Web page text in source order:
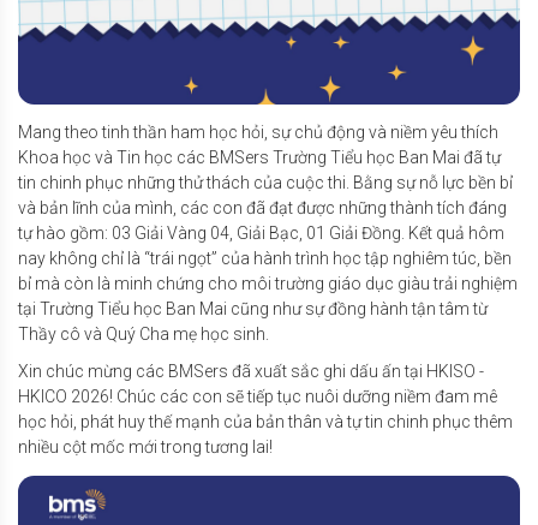
Mang theo tinh thần ham học hỏi, sự chủ động và niềm yêu thích
Khoa học và Tin học các BMSers Trường Tiểu học Ban Mai đã tự
tin chinh phục những thử thách của cuộc thi. Bằng sự nỗ lực bền bỉ
và bản lĩnh của mình, các con đã đạt được những thành tích đáng
tự hào gồm: 03 Giải Vàng 04, Giải Bạc, 01 Giải Đồng. Kết quả hôm
nay không chỉ là “trái ngọt” của hành trình học tập nghiêm túc, bền
bỉ mà còn là minh chứng cho môi trường giáo dục giàu trải nghiệm
tại Trường Tiểu học Ban Mai cũng như sự đồng hành tận tâm từ
Thầy cô và Quý Cha mẹ học sinh.
Xin chúc mừng các BMSers đã xuất sắc ghi dấu ấn tại HKISO -
HKICO 2026! Chúc các con sẽ tiếp tục nuôi dưỡng niềm đam mê
học hỏi, phát huy thế mạnh của bản thân và tự tin chinh phục thêm
nhiều cột mốc mới trong tương lai!